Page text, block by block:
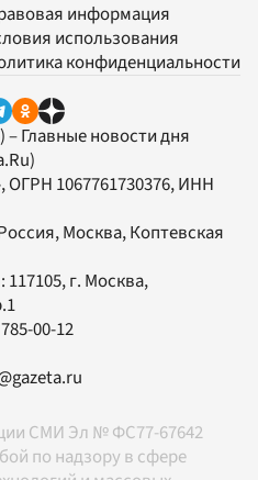
информация
использования
конфиденциальности
– Главные новости дня
, ОГРН 1067761730376, ИНН
Москва, Коптевская
117105, г. Москва,
00-12
СМИ Эл № ФС77-67642
по надзору в сфере